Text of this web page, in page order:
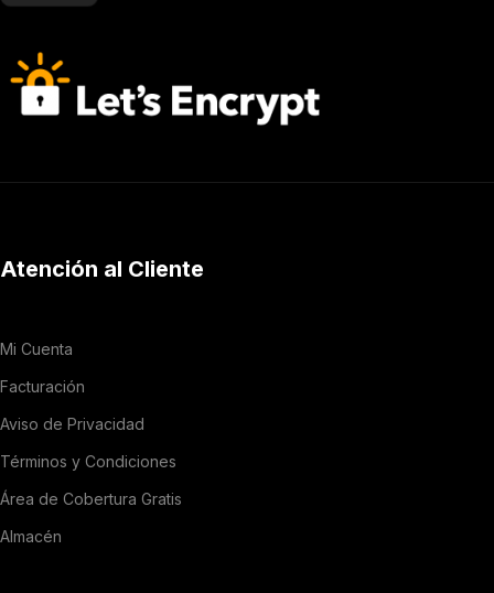
Atención al Cliente
Mi Cuenta
Facturación
Aviso de Privacidad
Términos y Condiciones
Área de Cobertura Gratis
Almacén